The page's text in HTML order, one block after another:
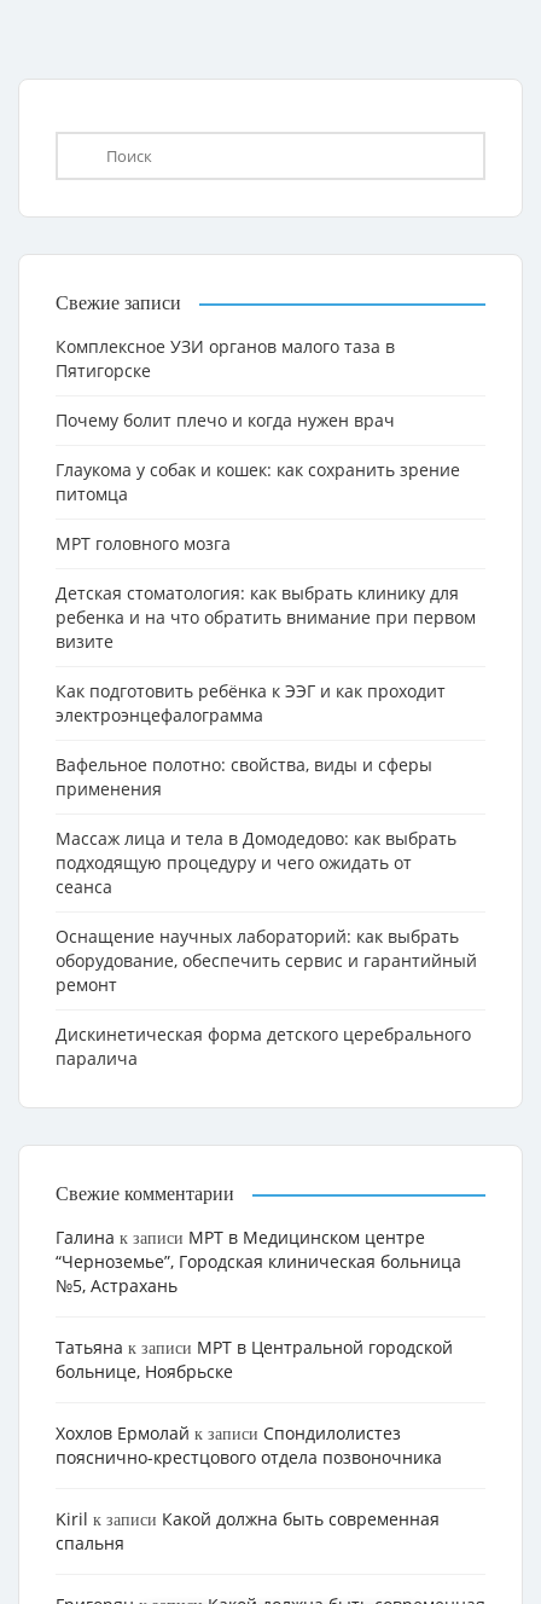
Свежие записи
Комплексное УЗИ органов малого таза в
Пятигорске
Почему болит плечо и когда нужен врач
Глаукома у собак и кошек: как сохранить зрение
питомца
МРТ головного мозга
Детская стоматология: как выбрать клинику для
ребенка и на что обратить внимание при первом
визите
Как подготовить ребёнка к ЭЭГ и как проходит
электроэнцефалограмма
Вафельное полотно: свойства, виды и сферы
применения
Массаж лица и тела в Домодедово: как выбрать
подходящую процедуру и чего ожидать от
сеанса
Оснащение научных лабораторий: как выбрать
оборудование, обеспечить сервис и гарантийный
ремонт
Дискинетическая форма детского церебрального
паралича
Свежие комментарии
Галина к записи МРТ в Медицинском центре
“Черноземье”, Городская клиническая больница
№5, Астрахань
Татьяна к записи МРТ в Центральной городской
больнице, Ноябрьске
Хохлов Ермолай к записи Cпондилолистез
пояснично-крестцового отдела позвоночника
Kiril к записи Какой должна быть современная
спальня